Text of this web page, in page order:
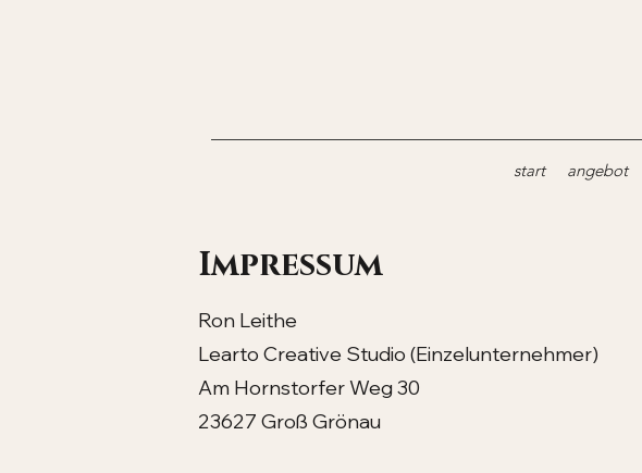
start angebot
Impressum
Ron Leithe
Learto Creative Studio (Einzelunternehmer)
Am Hornstorfer Weg 30
23627 Groß Grönau